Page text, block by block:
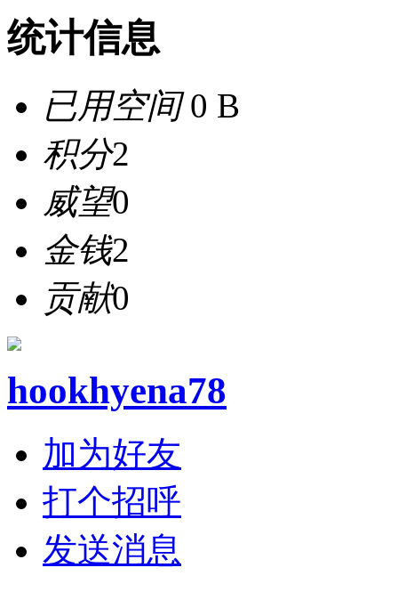
统计信息
已用空间0 B
积分2
威望0
金钱2
贡献0
hookhyena78
加为好友
打个招呼
发送消息